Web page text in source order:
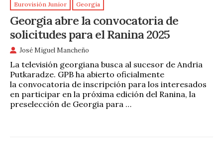
Eurovisión Junior Georgia
Georgia abre la convocatoria de
solicitudes para el Ranina 2025
José Miguel Mancheño
La televisión georgiana busca al sucesor de Andria
Putkaradze. GPB ha abierto oficialmente
la convocatoria de inscripción para los interesados
en participar en la próxima edición del Ranina, la
preselección de Georgia para …